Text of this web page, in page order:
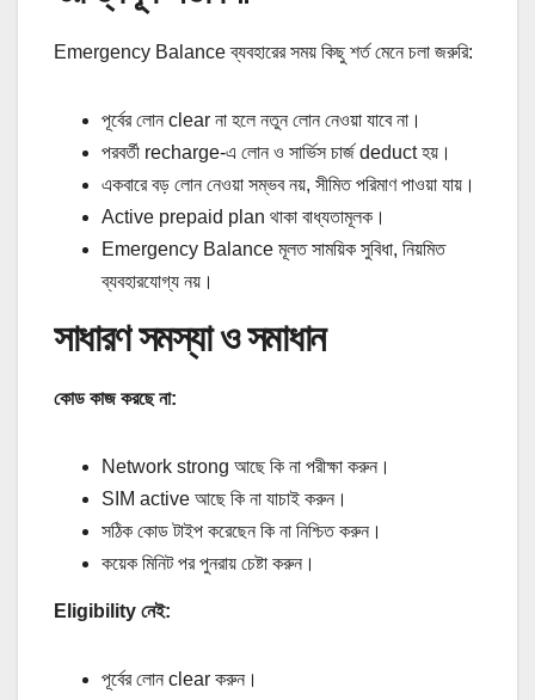
Emergency Balance ব্যবহারের সময় কিছু শর্ত মেনে চলা জরুরি:
পূর্বের লোন clear না হলে নতুন লোন নেওয়া যাবে না।
পরবর্তী recharge‑এ লোন ও সার্ভিস চার্জ deduct হয়।
একবারে বড় লোন নেওয়া সম্ভব নয়, সীমিত পরিমাণ পাওয়া যায়।
Active prepaid plan থাকা বাধ্যতামূলক।
Emergency Balance মূলত সাময়িক সুবিধা, নিয়মিত
ব্যবহারযোগ্য নয়।
সাধারণ সমস্যা ও সমাধান
কোড কাজ করছে না:
Network strong আছে কি না পরীক্ষা করুন।
SIM active আছে কি না যাচাই করুন।
সঠিক কোড টাইপ করেছেন কি না নিশ্চিত করুন।
কয়েক মিনিট পর পুনরায় চেষ্টা করুন।
Eligibility নেই:
পূর্বের লোন clear করুন।